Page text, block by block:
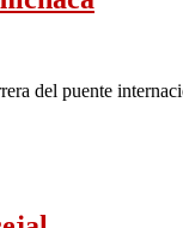
del puente